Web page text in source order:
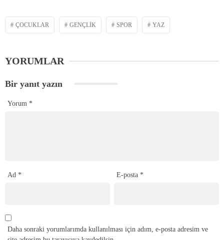
ÇOCUKLAR GENÇLIK SPOR YAZ
YORUMLAR
Bir yanıt yazın
Yorum *
Ad * E-posta *
Daha sonraki yorumlarımda kullanılması için adım, e-posta adresim ve